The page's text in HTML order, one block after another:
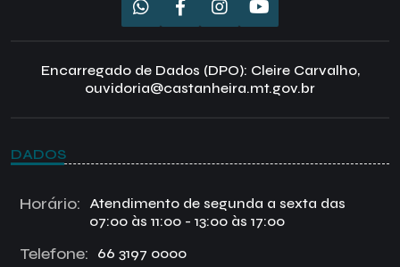
Encarregado de Dados (DPO): Cleire Carvalho,
ouvidoria@castanheira.mt.gov.br
DADOS
Horário:
Atendimento de segunda a sexta das
07:00 às 11:00 - 13:00 às 17:00
Telefone: 66 3197 0000